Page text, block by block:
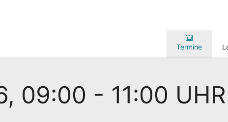
Termine
09:00 - 11:00 UHR